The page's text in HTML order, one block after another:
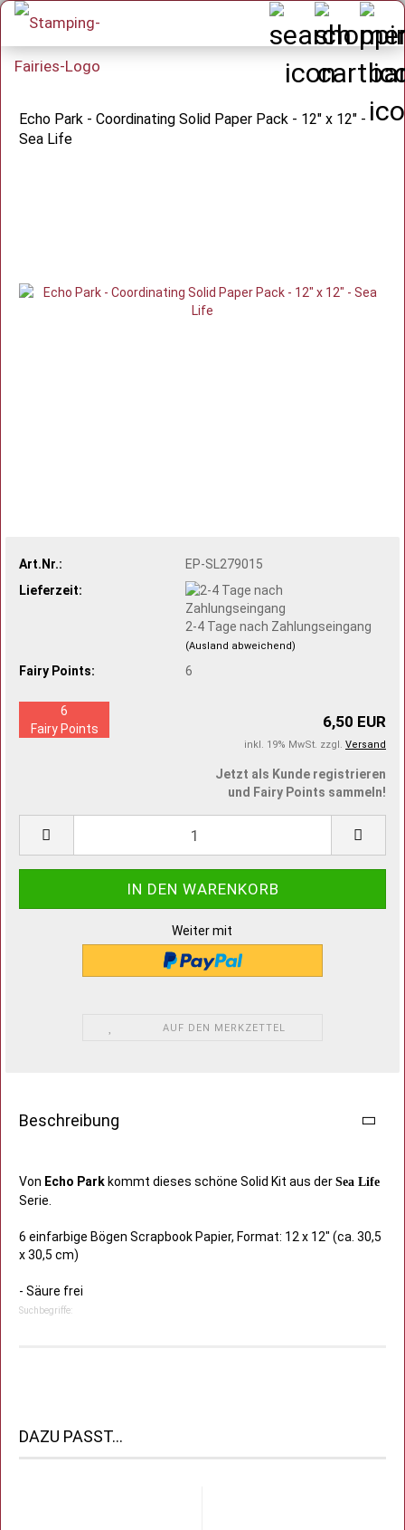
Echo Park - Coordinating Solid Paper Pack - 12" x 12" -
Sea Life
Art.Nr.:
EP-SL279015
Lieferzeit:
2-4 Tage nach Zahlungseingang
(Ausland abweichend)
Fairy Points: 6
6,50 EUR
inkl. 19% MwSt. zzgl. Versand
6
Fairy Points
Jetzt als Kunde registrieren
und Fairy Points sammeln!
Weiter mit
AUF DEN MERKZETTEL
Beschreibung
Von Echo Park kommt dieses schöne Solid Kit aus der Sea Life
Serie.
6 einfarbige Bögen Scrapbook Papier, Format: 12 x 12" (ca. 30,5
x 30,5 cm)
- Säure frei
Suchbegriffe:
DAZU PASST...